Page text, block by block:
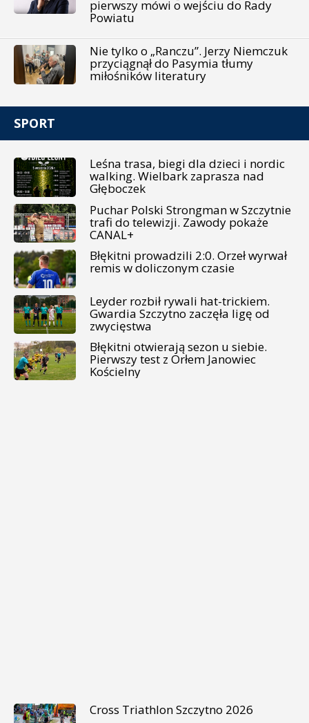
pierwszy mówi o wejściu do Rady
Powiatu
Nie tylko o „Ranczu”. Jerzy Niemczuk
przyciągnął do Pasymia tłumy
miłośników literatury
SPORT
Leśna trasa, biegi dla dzieci i nordic
walking. Wielbark zaprasza nad
Głęboczek
Puchar Polski Strongman w Szczytnie
trafi do telewizji. Zawody pokaże
CANAL+
Błękitni prowadzili 2:0. Orzeł wyrwał
remis w doliczonym czasie
Leyder rozbił rywali hat-trickiem.
Gwardia Szczytno zaczęła ligę od
zwycięstwa
Błękitni otwierają sezon u siebie.
Pierwszy test z Orłem Janowiec
Kościelny
Cross Triathlon Szczytno 2026